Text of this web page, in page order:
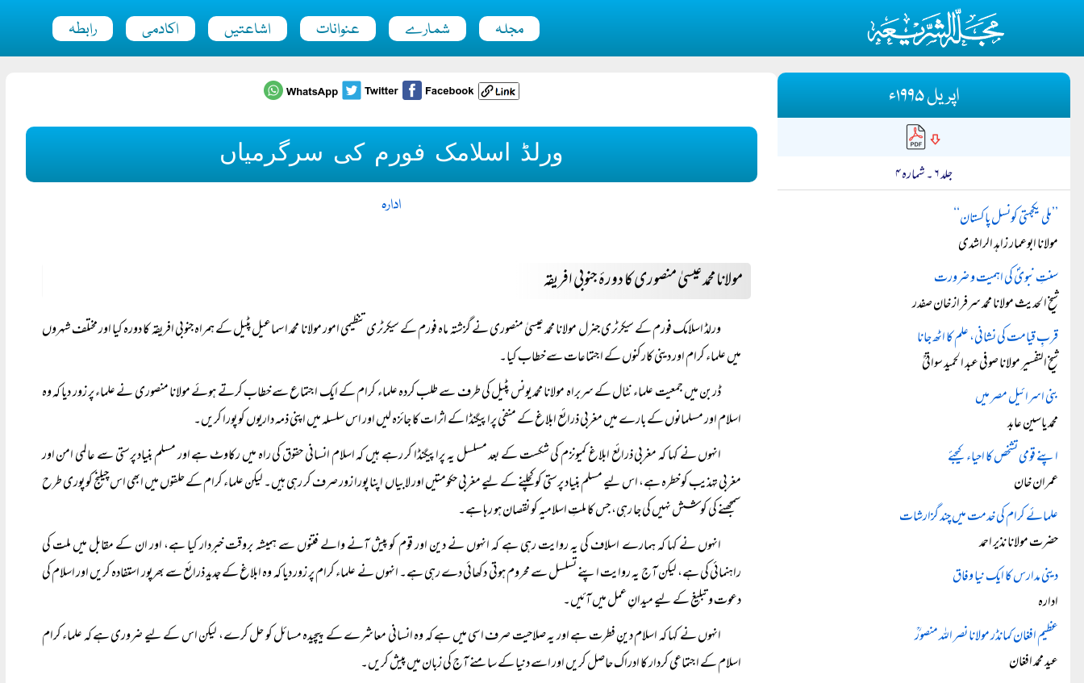
مجلہ شمارے عنوانات اشاعتیں اکادمی رابطہ
ورلڈ اسلامک فورم کی سرگرمیاں
ادارہ
مولانا محمد عیسیٰ منصوری کا دورۂ جنوبی افریقہ
ورلڈ اسلامک فورم کے سیکرٹری جنرل مولانا محمد عیسیٰ منصوری نے گزشتہ ماہ فورم کے سیکرٹری تنظیمی امور مولانا محمد اسماعیل پٹیل کے ہمراہ جنوبی افریقہ کا دورہ کیا اور مختلف شہروں
میں علماء کرام اور دینی کارکنوں کے اجتماعات سے خطاب کیا۔
ڈربن میں جمعیت علماء نٹال کے سربراہ مولانا محمد یونس پٹیل کی طرف سے طلب کردہ علماء کرام کے ایک اجتماع سے خطاب کرتے ہوئے مولانا منصوری نے علماء پر زور دیا کہ وہ
اسلام اور مسلمانوں کے بارے میں مغربی ذرائع ابلاغ کے منفی پراپیگنڈا کے اثرات کا جائزہ لیں اور اس سلسلہ میں اپنی ذمہ داریوں کو پورا کریں۔
انہوں نے کہا کہ مغربی ذرائع ابلاغ کمیونزم کی شکست کے بعد مسلسل یہ پراپیگنڈا کر رہے ہیں کہ اسلام انسانی حقوق کی راہ میں رکاوٹ ہے اور مسلم بنیاد پرستی سے عالمی امن اور
مغربی تہذیب کو خطرہ ہے، اس لیے مسلم بنیاد پرستی کو کچلنے کے لیے مغربی حکومتیں اور لابیاں اپنا پورا زور صرف کر رہی ہیں۔ لیکن علماء کرام کے حلقوں میں ابھی اس چیلنج کو پوری طرح
سمجھنے کی کوشش نہیں کی جا رہی، جس کا ملتِ اسلامیہ کو نقصان ہو رہا ہے۔
انہوں نے کہا کہ ہمارے اسلاف کی یہ روایت رہی ہے کہ انہوں نے دین اور قوم کو پیش آنے والے فتنوں سے ہمیشہ بروقت خبردار کیا ہے، اور ان کے مقابل میں ملت کی
راہنمائی کی ہے، لیکن آج یہ روایت اپنے تسلسل سے محروم ہوتی دکھائی دے رہی ہے۔ انہوں نے علماء کرام پر زور دیا کہ وہ ابلاغ کے جدید ذرائع سے بھرپور استفادہ کریں اور اسلام کی
دعوت و تبلیغ کے لیے میدانِ عمل میں آئیں۔
انہوں نے کہا کہ اسلام دینِ فطرت ہے اور یہ صلاحیت صرف اسی میں ہے کہ وہ انسانی معاشرے کے پیچیدہ مسائل کو حل کرے، لیکن اس کے لیے ضروری ہے کہ علماء کرام
اسلام کے اجتماعی کردار کا ادراک حاصل کریں اور اسے دنیا کے سامنے آج کی زبان میں پیش کریں۔
اپریل ۱۹۹۵ء
جلد ۶ ۔ شمارہ ۴
’’ملی یکجہتی کونسل پاکستان‘‘
مولانا ابوعمار زاہد الراشدی
سنتِ نبویؐ کی اہمیت و ضرورت
شیخ الحدیث مولانا محمد سرفراز خان صفدر
قربِ قیامت کی نشانی، علم کا اٹھ جانا
شیخ التفسیر مولانا صوفی عبد الحمید سواتیؒ
بنی اسرائیل مصر میں
محمد یاسین عابد
اپنے قومی تشخص کا احیاء کیجئے
عمران خان
علمائے کرام کی خدمت میں چند گزارشات
حضرت مولانا نذیر احمد
دینی مدارس کا ایک نیا وفاق
ادارہ
عظیم افغان کمانڈر مولانا نصر اللہ منصورؒ
عید محمد افغان